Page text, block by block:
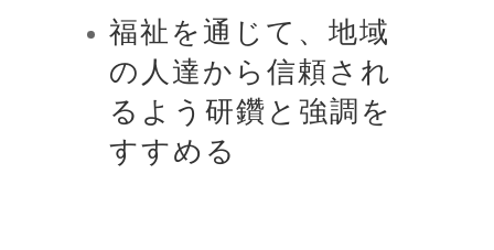
福祉を通じて、地域
の人達から信頼され
るよう研鑽と強調を
すすめる